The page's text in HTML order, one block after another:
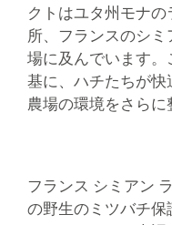
クトはユタ州モナ
所、フランスのシ
場に及んでいます
基に、ハチたちが
農場の環境をさらに
フランス シミアン
の野生のミツバチ